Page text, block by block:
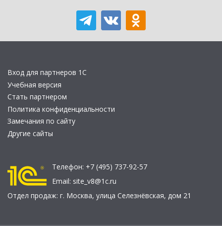
Вход для партнеров 1С
Учебная версия
Стать партнером
Политика конфиденциальности
Замечания по сайту
Другие сайты
Телефон: +7 (495) 737-92-57
Email: site_v8@1c.ru
Отдел продаж: г. Москва, улица Селезнёвская, дом 21